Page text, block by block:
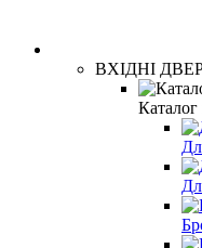
ВХІДНІ
Каталог